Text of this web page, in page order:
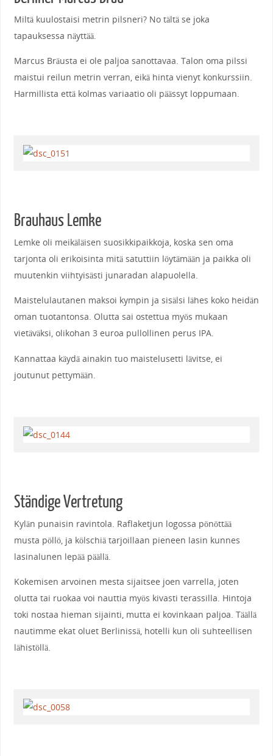
Miltä kuulostaisi metrin pilsneri? No tältä se joka
tapauksessa näyttää.
Marcus Bräusta ei ole paljoa sanottavaa. Talon oma pilssi
maistui reilun metrin verran, eikä hinta vienyt konkurssiin.
Harmillista että kolmas variaatio oli päässyt loppumaan.
Brauhaus Lemke
Lemke oli meikäläisen suosikkipaikkoja, koska sen oma
tarjonta oli erikoisinta mitä satuttiin löytämään ja paikka oli
muutenkin viihtyisästi junaradan alapuolella.
Maistelulautanen maksoi kympin ja sisälsi lähes koko heidän
oman tuotantonsa. Olutta sai ostettua myös mukaan
vietäväksi, olikohan 3 euroa pullollinen perus IPA.
Kannattaa käydä ainakin tuo maistelusetti lävitse, ei
joutunut pettymään.
Ständige Vertretung
Kylän punaisin ravintola. Raflaketjun logossa pönöttää
musta pöllö, ja kölschiä tarjoillaan pieneen lasin kunnes
lasinalunen lepää päällä.
Kokemisen arvoinen mesta sijaitsee joen varrella, joten
olutta tai ruokaa voi nauttia myös kivasti terassilla. Hintoja
toki nostaa hieman sijainti, mutta ei kovinkaan paljoa. Täällä
nautimme ekat oluet Berlinissä, hotelli kun oli suhteellisen
lähistöllä.